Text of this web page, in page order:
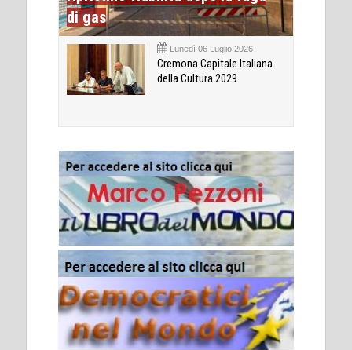
di gas
Lunedì 06 Luglio 2026
Cremona Capitale Italiana
della Cultura 2029